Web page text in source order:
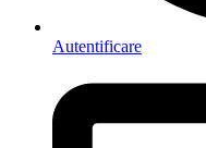
Autentificare